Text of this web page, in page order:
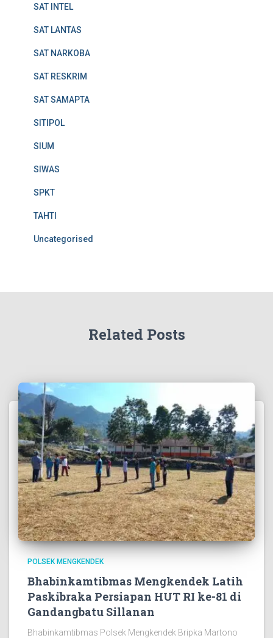
SAT INTEL
SAT LANTAS
SAT NARKOBA
SAT RESKRIM
SAT SAMAPTA
SITIPOL
SIUM
SIWAS
SPKT
TAHTI
Uncategorised
Related Posts
POLSEK MENGKENDEK
Bhabinkamtibmas Mengkendek Latih
Paskibraka Persiapan HUT RI ke-81 di
Gandangbatu Sillanan
Bhabinkamtibmas Polsek Mengkendek Bripka Martono